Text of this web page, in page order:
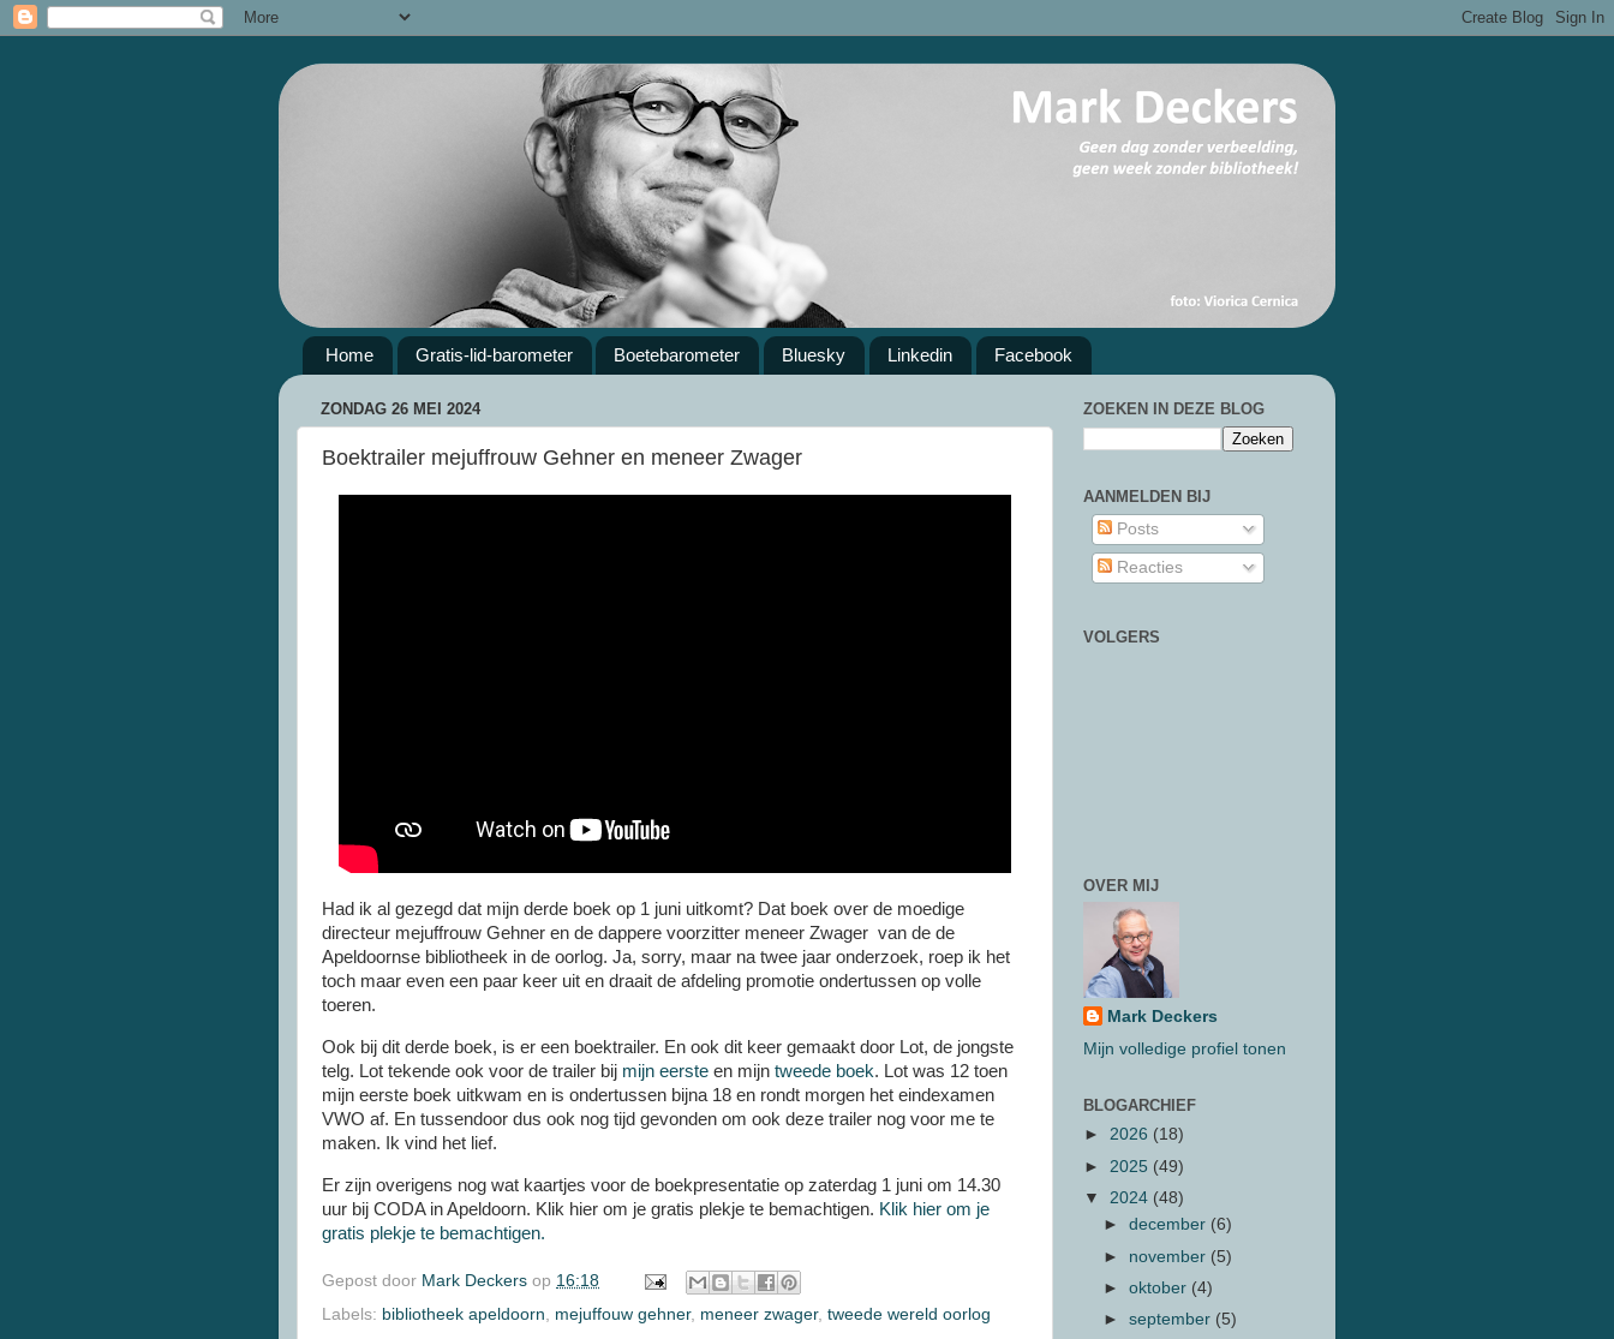
Home Gratis-lid-barometer Boetebarometer Bluesky Linkedin Facebook
ZONDAG 26 MEI 2024
Boektrailer mejuffrouw Gehner en meneer Zwager
Had ik al gezegd dat mijn derde boek op 1 juni uitkomt? Dat boek over de moedige
directeur mejuffrouw Gehner en de dappere voorzitter meneer Zwager van de de
Apeldoornse bibliotheek in de oorlog. Ja, sorry, maar na twee jaar onderzoek, roep ik het
toch maar even een paar keer uit en draait de afdeling promotie ondertussen op volle
toeren.
Ook bij dit derde boek, is er een boektrailer. En ook dit keer gemaakt door Lot, de jongste
telg. Lot tekende ook voor de trailer bij mijn eerste en mijn tweede boek. Lot was 12 toen
mijn eerste boek uitkwam en is ondertussen bijna 18 en rondt morgen het eindexamen
VWO af. En tussendoor dus ook nog tijd gevonden om ook deze trailer nog voor me te
maken. Ik vind het lief.
Er zijn overigens nog wat kaartjes voor de boekpresentatie op zaterdag 1 juni om 14.30
uur bij CODA in Apeldoorn. Klik hier om je gratis plekje te bemachtigen. Klik hier om je
gratis plekje te bemachtigen.
Gepost door Mark Deckers op 16:18
Labels: bibliotheek apeldoorn, mejuffouw gehner, meneer zwager, tweede wereld oorlog
ZOEKEN IN DEZE BLOG
AANMELDEN BIJ
Posts
Reacties
VOLGERS
OVER MIJ
Mark Deckers
Mijn volledige profiel tonen
BLOGARCHIEF
► 2026 (18)
► 2025 (49)
▼ 2024 (48)
►december (6)
► november (5)
►oktober (4)
►september (5)